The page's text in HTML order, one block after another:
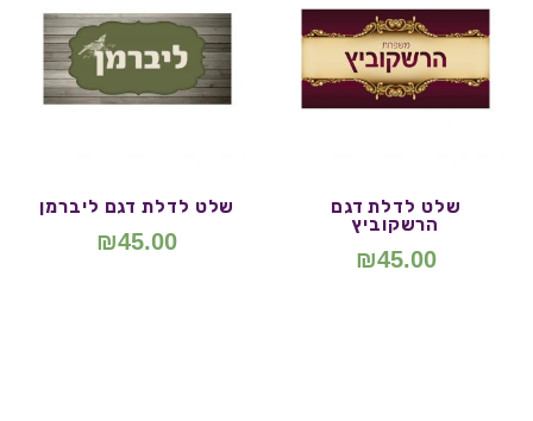
שלט לדלת דגם
הרשקוביץ
₪45.00
שלט לדלת דגם ליברמן
₪45.00